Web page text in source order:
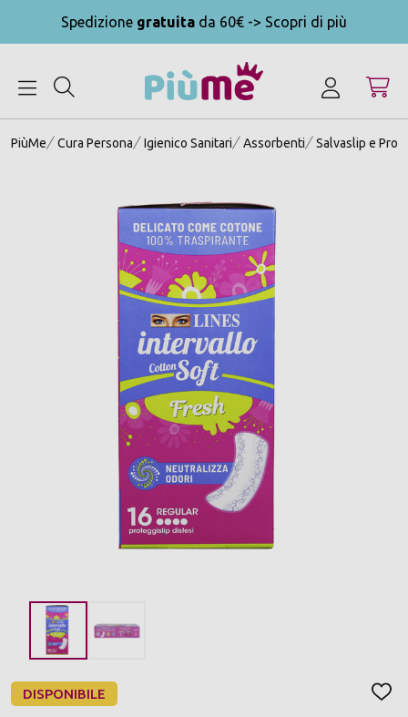
Spedizione gratuita da 60€ -> Scopri di più
PiùMe Cura Persona Igienico Sanitari Assorbenti Salvaslip e
DISPONIBILE